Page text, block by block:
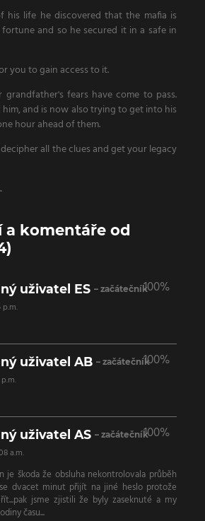
his life he discovered that the mafia is
and so he secured it in a safe in
you to gain access to it.
fears have come to pass.
him, and is now also trying to get into his
hour ahead of them.
all the clues and get your legacy
a komentáře od
100%
uživatel ES – začátečník
p.m.
100%
uživatel AB – začátečník
100%
uživatel AS – začátečník
a.m.
je škoda že obsluha nekontrolovala průběh
dvacet minut přijít na jiné heslo protože
jsme zjistili že byly zaseknuté a my
času...